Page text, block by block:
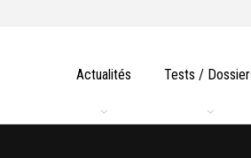
Actualités Tests /